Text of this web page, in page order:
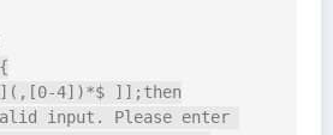
4])*$ ]];then
input. Please enter